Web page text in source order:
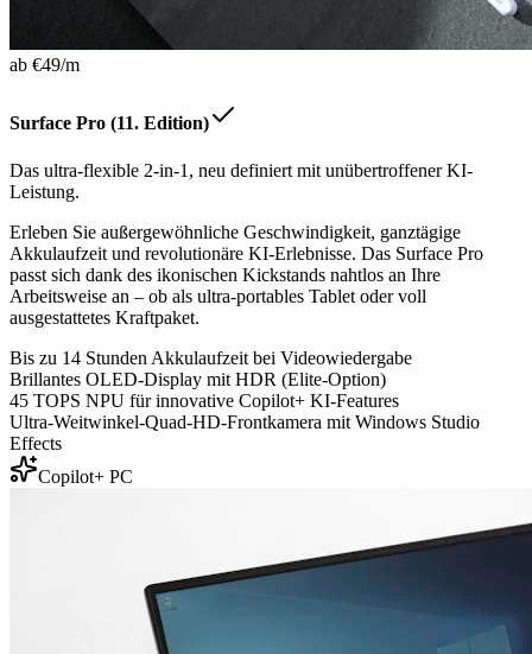
ab €49/m
Surface Pro (11. Edition)
Das ultra-flexible 2-in-1, neu definiert mit unübertroffener KI-
Leistung.
Erleben Sie außergewöhnliche Geschwindigkeit, ganztägige
Akkulaufzeit und revolutionäre KI-Erlebnisse. Das Surface Pro
passt sich dank des ikonischen Kickstands nahtlos an Ihre
Arbeitsweise an – ob als ultra-portables Tablet oder voll
ausgestattetes Kraftpaket.
Bis zu 14 Stunden Akkulaufzeit bei Videowiedergabe
Brillantes OLED-Display mit HDR (Elite-Option)
45 TOPS NPU für innovative Copilot+ KI-Features
Ultra-Weitwinkel-Quad-HD-Frontkamera mit Windows Studio
Effects
Copilot+ PC